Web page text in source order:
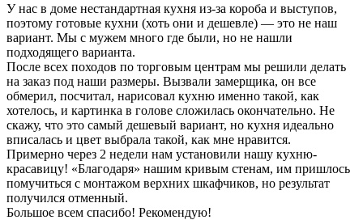
У нас в доме нестандартная кухня из-за короба и выступов,
поэтому готовые кухни (хоть они и дешевле) — это не наш
вариант. Мы с мужем много где были, но не нашли
подходящего варианта.
После всех походов по торговым центрам мы решили делать
на заказ под наши размеры. Вызвали замерщика, он все
обмерил, посчитал, нарисовал кухню именно такой, как
хотелось, и картинка в голове сложилась окончательно. Не
скажу, что это самый дешевый вариант, но кухня идеально
вписалась и цвет выбрала такой, как мне нравится.
Примерно через 2 недели нам установили нашу кухню-
красавицу! «Благодаря» нашим кривым стенам, им пришлось
помучиться с монтажом верхних шкафчиков, но результат
получился отменный.
Большое всем спасибо! Рекомендую!